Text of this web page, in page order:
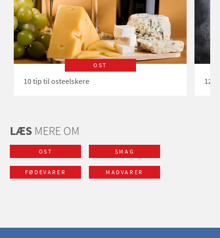
OST
10 tip til osteelskere 12
LÆS MERE OM
OST SMAG
FØDEVARER MADVARER